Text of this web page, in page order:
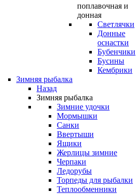
поплавочная и
донная
Светлячки
Донные
оснастки
Бубенчики
Бусины
Кембрики
Зимняя рыбалка
Назад
Зимняя рыбалка
Зимние удочки
Мормышки
Санки
Ввертыши
Ящики
Жерлицы зимние
Черпаки
Ледорубы
Торпеды для рыбалки
Теплообменники